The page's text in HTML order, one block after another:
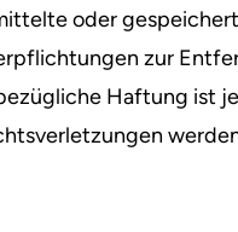
oder
zur
Haftung ist